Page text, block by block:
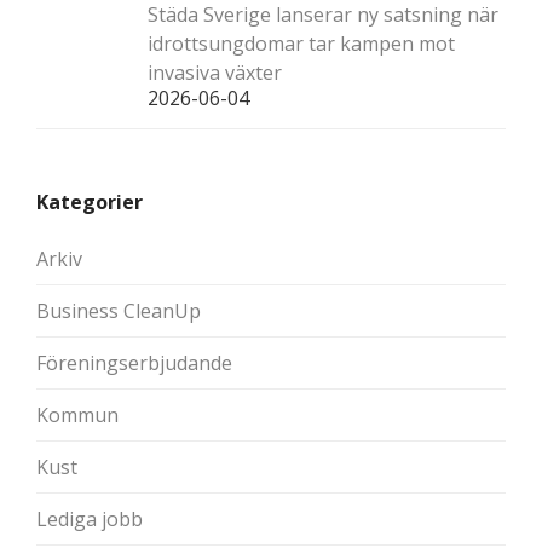
Städa Sverige lanserar ny satsning när
idrottsungdomar tar kampen mot
invasiva växter
2026-06-04
Kategorier
Arkiv
Business CleanUp
Föreningserbjudande
Kommun
Kust
Lediga jobb